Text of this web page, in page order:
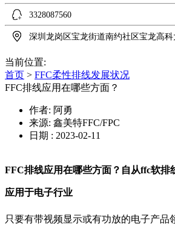
3328087560
深圳龙岗区宝龙街道南约社区宝龙高科
当前位置:
首页 > FFC柔性排线发展状况
FFC排线应用在哪些方面？
作者: 阿勇
来源: 鑫美特FFC/FPC
日期 : 2023-02-11
FFC排线应用在哪些方面？自从ffc软排
应用于电子行业
只要有带视频显示或有功放的电子产品